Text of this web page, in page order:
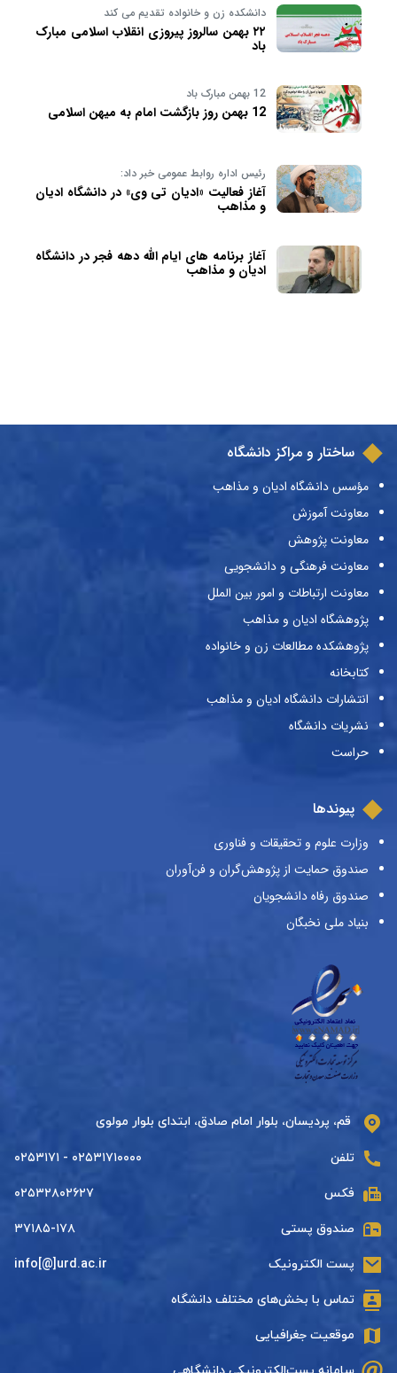
دانشکده زن و خانواده تقدیم می کند
۲۲ بهمن سالروز پیروزی انقلاب اسلامی مبارک
باد
12 بهمن مبارک باد
12 بهمن روز بازگشت امام به میهن اسلامی
رئیس اداره روابط عمومی خبر داد:
آغاز فعالیت «ادیان تی وی» در دانشگاه ادیان
و مذاهب
آغاز برنامه های ایام الله دهه فجر در دانشگاه
ادیان و مذاهب
ساختار و مراکز دانشگاه
مؤسس دانشگاه ادیان و مذاهب
معاونت آموزش
معاونت پژوهش
معاونت فرهنگی و دانشجویی
معاونت ارتباطات و امور بین الملل
پژوهشگاه ادیان و مذاهب
پژوهشکده مطالعات زن و خانواده
کتابخانه
انتشارات دانشگاه ادیان و مذاهب
نشریات دانشگاه
حراست
پیوندها
وزارت علوم و تحقیقات و فناوری
صندوق حمایت از پژوهش‌گران و فن‌آوران
صندوق رفاه دانشجویان
بنیاد ملی نخبگان
قم، پردیسان، بلوار امام صادق، ابتدای بلوار مولوی
تلفن ۰۲۵۳۱۷۱۰۰۰۰ - ۰۲۵۳۱۷۱
فکس ۰۲۵۳۲۸۰۲۶۲۷
صندوق پستی ۳۷۱۸۵-۱۷۸
پست الکترونیک info[@]urd.ac.ir
تماس با بخش‌های مختلف دانشگاه
موقعیت جغرافیایی